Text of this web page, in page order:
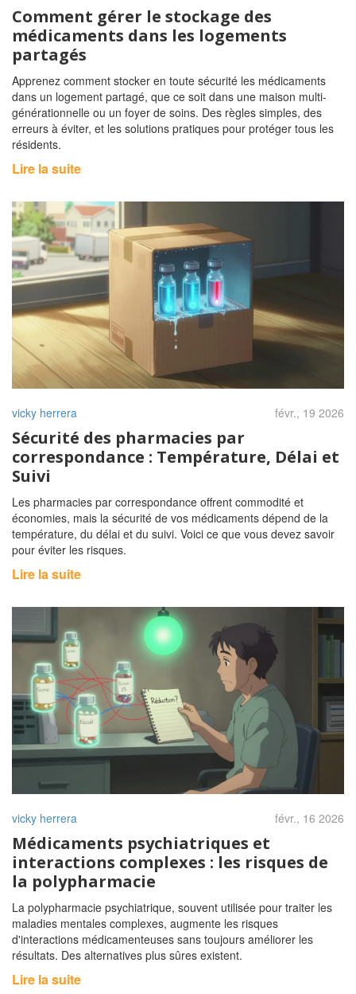
Comment gérer le stockage des
médicaments dans les logements
partagés
Apprenez comment stocker en toute sécurité les médicaments
dans un logement partagé, que ce soit dans une maison multi-
générationnelle ou un foyer de soins. Des règles simples, des
erreurs à éviter, et les solutions pratiques pour protéger tous les
résidents.
Lire la suite
vicky herrera févr., 19 2026
Sécurité des pharmacies par
correspondance : Température, Délai et
Suivi
Les pharmacies par correspondance offrent commodité et
économies, mais la sécurité de vos médicaments dépend de la
température, du délai et du suivi. Voici ce que vous devez savoir
pour éviter les risques.
Lire la suite
vicky herrera févr., 16 2026
Médicaments psychiatriques et
interactions complexes : les risques de
la polypharmacie
La polypharmacie psychiatrique, souvent utilisée pour traiter les
maladies mentales complexes, augmente les risques
d'interactions médicamenteuses sans toujours améliorer les
résultats. Des alternatives plus sûres existent.
Lire la suite